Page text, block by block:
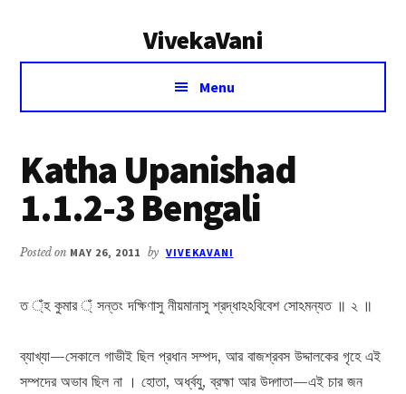
VivekaVani
Voice
Vivekananda
Menu
Katha Upanishad
1.1.2-3 Bengali
Posted on MAY 26, 2011 by VIVEKAVANI
ত ্ঁহ কুমার ্ঁ সন্তং দক্ষিণাসু নীয়মানাসু শ্রদ্ধাঽঽবিবেশ সোঽমন্যত ॥ ২ ॥
ব্যাখ্যা—সেকালে গাভীই ছিল প্রধান সম্পদ, আর বাজশ্রবস উদ্দালকের গৃহে এই
সম্পদের অভাব ছিল না । হোতা, অর্ধ্বযু, ব্রহ্মা আর উদ্গাতা—এই চার জন